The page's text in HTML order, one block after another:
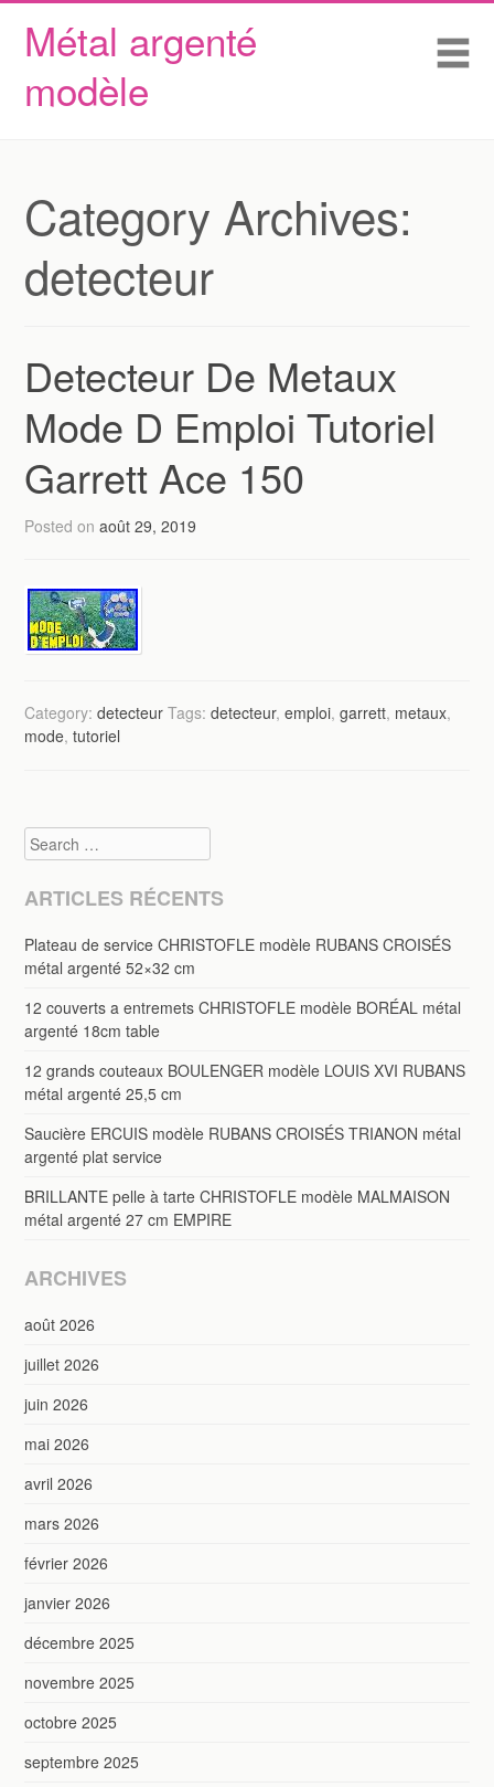
Métal argenté
modèle
Skip to content
Accueil
Conditions d’utilisation
Category Archives:
detecteur
Detecteur De Metaux
Mode D Emploi Tutoriel
Garrett Ace 150
Posted onaoût 29, 2019
Category:detecteur Tags:detecteur,emploi,garrett, metaux,
mode,tutoriel
Search
ARTICLES RÉCENTS
Plateau de service CHRISTOFLE modèle RUBANS CROISÉS
métal argenté 52×32 cm
12 couverts a entremets CHRISTOFLE modèle BORÉAL métal
argenté 18cm table
12 grands couteaux BOULENGER modèle LOUIS XVI RUBANS
métal argenté 25,5 cm
Saucière ERCUIS modèle RUBANS CROISÉS TRIANON métal
argenté plat service
BRILLANTE pelle à tarte CHRISTOFLE modèle MALMAISON
métal argenté 27 cm EMPIRE
ARCHIVES
août 2026
juillet 2026
juin 2026
mai 2026
avril 2026
mars 2026
février 2026
janvier 2026
décembre 2025
novembre 2025
octobre 2025
septembre 2025